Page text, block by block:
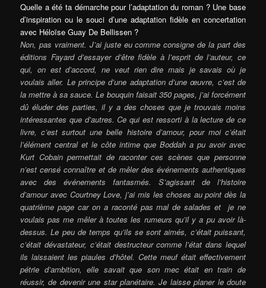
Quelle a été ta démarche pour l’adaptation du roman ? Une base
d’inspiration ou le souci d’une adaptation fidèle en concertation
avec Héloïse Guay De Bellissen ?
Non, pas vraiment. J’ai juste eu comme consigne de la part des
éditions Fayard d’essayer d’être fidèle à l’esprit de l’auteur, ce
qui, on est d’accord, ne veut rien dire mais je savais où je
voulais aller. Le principe d’une adaptation d’une œuvre, c’est de
la mettre à sa sauce. Le bouquin faisait 350 pages, j’ai forcément
dû éluder des parties, il y a des choses que je trouvais moins
intéressantes que d’autres. Ce qui est ressorti à la lecture de ce
livre, c’est surtout une belle histoire d’amour, pour moi c’était
l’élément central et le côte intime que Boddah a pu avoir avec
Kurt Cobain permettait de raconter ces scènes que personne
n’est censé connaître et de mêler des événements authentiques
avec des événements fantasmés. S’agissant de l’histoire
d’amour avec Courtney Love,j’ai mis les choses au pointdès la
quatrième page car on a raconté pas mal de salades et je ne
voulais pas me mêler à toutes les rumeurs qu’il y a pu avoir là-
dessus. Le peu de temps qu’ils se sont aimés, c’était puissant,
c’était dévastateur, c’était destructeur comme l’état dans lequel
ils laissaient les piaules d’hôtel. Cette meuf était effectivement
pétrie d’ambition, elle savait que son mec était en train de
réussir, de devenir une star planétaire. Je laisse planer le doute